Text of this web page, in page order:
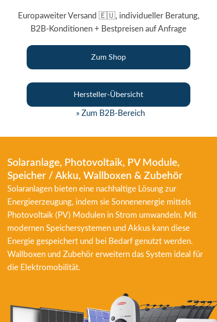
Europaweiter Versand 🇪🇺, individueller Beratung,
B2B-Konditionen + Bestpreisen auf Anfrage
Zum Shop
Hersteller-Übersicht
» Zum B2B-Bereich
Solaranlage, Photovoltaik, PV Module,
Speicher / Akku, Wallboxen & Zubehör
Solaranlagen bieten eine nachhaltige Lösung zur
Energieerzeugung, indem sie Sonnenenergie mittels
Photovoltaik (PV) Modulen in Strom umwandeln. Mit
modernen Speichersystemen und Akkus kann diese
Energie gespeichert und bei Bedarf genutzt werden.
Wallboxen und Zubehör erweitern das System ideal für
die Elektromobilität.